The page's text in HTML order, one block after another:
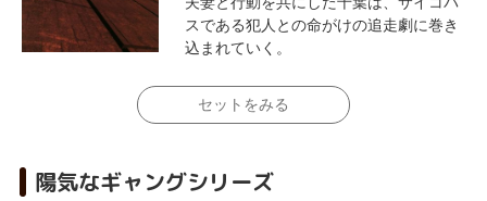
スである犯人との命がけの追走劇に巻き
込まれていく。
セットをみる
陽気なギャングシリーズ